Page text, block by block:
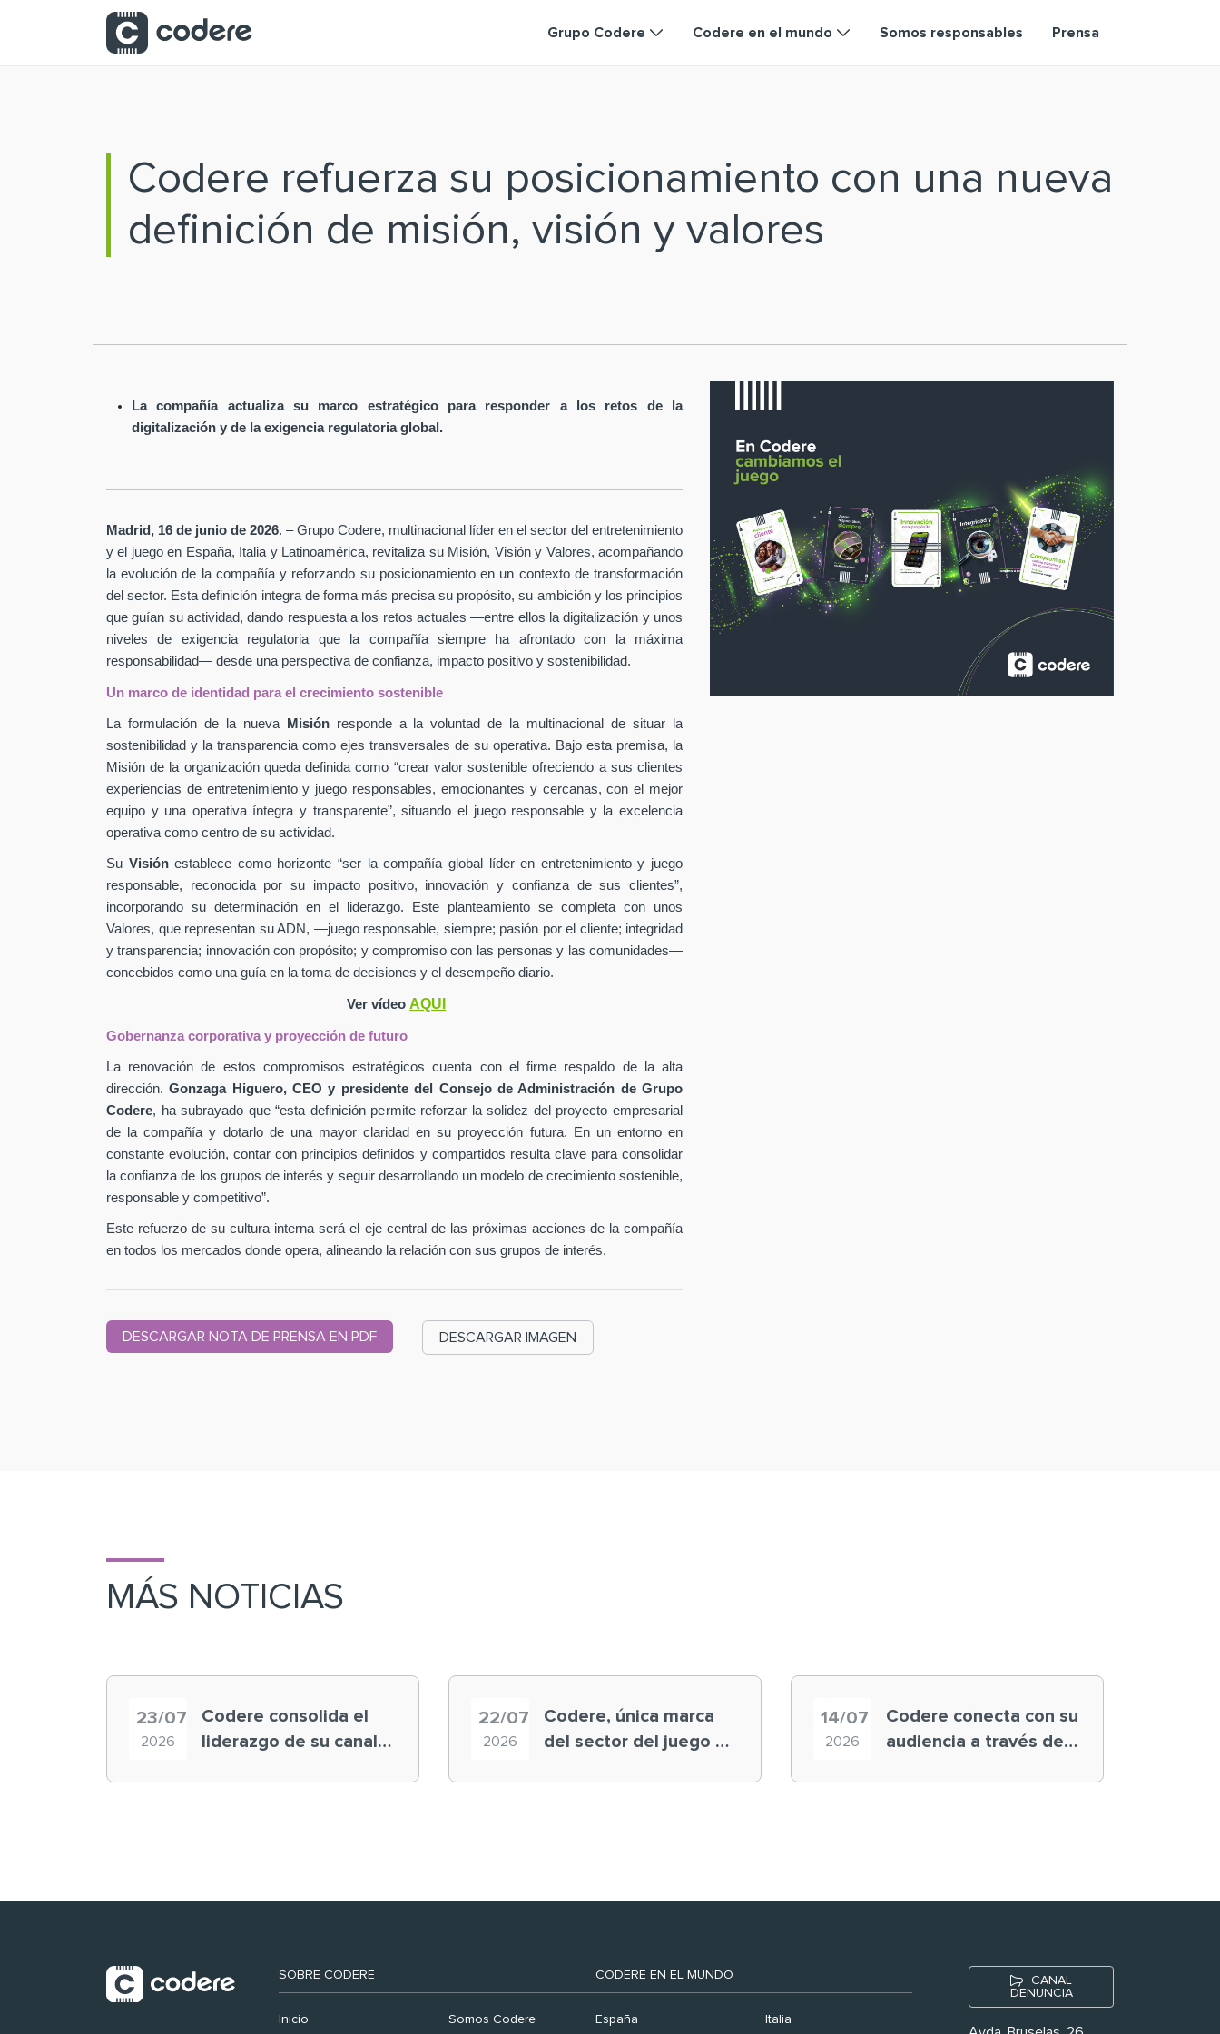
Saltar al contenido principal
Grupo Codere Codere en el mundo Somos responsables Prensa
Codere refuerza su posicionamiento con una nueva
definición de misión, visión y valores
La compañía actualiza su marco estratégico para responder a los retos de la
digitalización y de la exigencia regulatoria global.
Madrid, 16 de junio de 2026. – Grupo Codere, multinacional líder en el sector del entretenimiento
y el juego en España, Italia y Latinoamérica, revitaliza su Misión, Visión y Valores, acompañando
la evolución de la compañía y reforzando su posicionamiento en un contexto de transformación
del sector. Esta definición integra de forma más precisa su propósito, su ambición y los principios
que guían su actividad, dando respuesta a los retos actuales —entre ellos la digitalización y unos
niveles de exigencia regulatoria que la compañía siempre ha afrontado con la máxima
responsabilidad— desde una perspectiva de confianza, impacto positivo y sostenibilidad.
Un marco de identidad para el crecimiento sostenible
La formulación de la nueva Misión responde a la voluntad de la multinacional de situar la
sostenibilidad y la transparencia como ejes transversales de su operativa. Bajo esta premisa, la
Misión de la organización queda definida como “crear valor sostenible ofreciendo a sus clientes
experiencias de entretenimiento y juego responsables, emocionantes y cercanas, con el mejor
equipo y una operativa íntegra y transparente”, situando el juego responsable y la excelencia
operativa como centro de su actividad.
Su Visiónestablece como horizonte “ser la compañía global líder en entretenimiento y juego
responsable, reconocida por su impacto positivo, innovación y confianza de sus clientes”,
incorporando su determinación en el liderazgo. Este planteamiento se completa con unos
Valores, que representan su ADN, —juego responsable, siempre; pasión por el cliente; integridad
y transparencia; innovación con propósito; y compromiso con las personas y las comunidades—
concebidos como una guía en la toma de decisiones y el desempeño diario.
Ver vídeo AQUI
Gobernanza corporativa y proyección de futuro
La renovación de estos compromisos estratégicos cuenta con el firme respaldo de la alta
dirección.Gonzaga Higuero, CEO y presidente del Consejo de Administración de Grupo
Codere, ha subrayado que “esta definición permite reforzar la solidez del proyecto empresarial
de la compañía y dotarlo de una mayor claridad en su proyección futura. En un entorno en
constante evolución, contar con principios definidos y compartidos resulta clave para consolidar
la confianza de los grupos de interés y seguir desarrollando un modelo de crecimiento sostenible,
responsable y competitivo”.
Este refuerzo de su cultura interna será el eje central de las próximas acciones de la compañía
en todos los mercados donde opera, alineando la relación con sus grupos de interés.
DESCARGAR NOTA DE PRENSA EN PDF DESCARGAR IMAGEN
MÁS NOTICIAS
23/07
2026
Codere consolida el
liderazgo de su canal
22/07
2026
Codere, única marca
del sector del juego en
14/07
2026
Codere conecta con su
audiencia a través de
SOBRE CODERE
Inicio Somos Codere
CODERE EN EL MUNDO
España Italia
CANAL
DENUNCIA